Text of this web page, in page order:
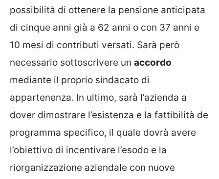
possibilità di ottenere la pensione anticipata
di cinque anni già a 62 anni o con 37 anni e
10 mesi di contributi versati. Sarà però
necessario sottoscrivere un accordo
mediante il proprio sindacato di
appartenenza. In ultimo, sarà l’azienda a
dover dimostrare l’esistenza e la fattibilità de
programma specifico, il quale dovrà avere
l’obiettivo di incentivare l’esodo e la
riorganizzazione aziendale con nuove